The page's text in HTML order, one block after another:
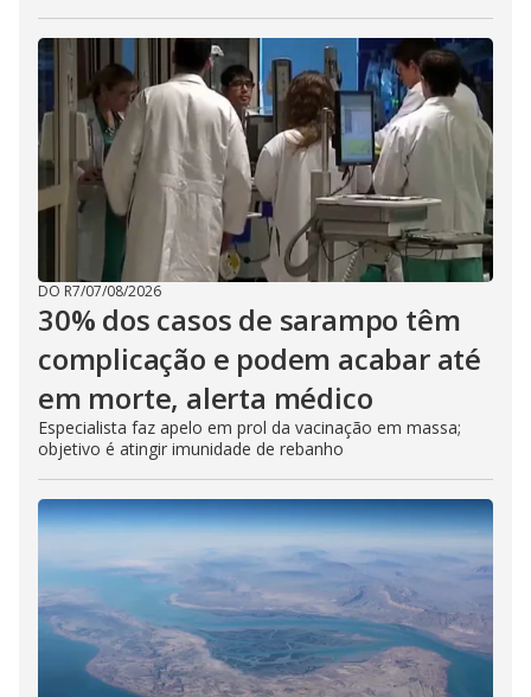
DO R7/07/08/2026
30% dos casos de sarampo têm
complicação e podem acabar até
em morte, alerta médico
Especialista faz apelo em prol da vacinação em massa;
objetivo é atingir imunidade de rebanho